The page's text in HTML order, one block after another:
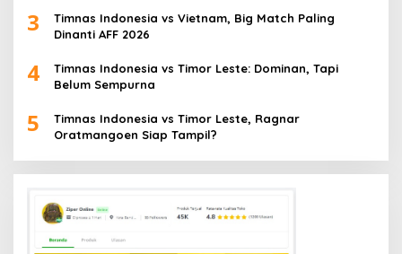
3
Timnas Indonesia vs Vietnam, Big Match Paling
Dinanti AFF 2026
4
Timnas Indonesia vs Timor Leste: Dominan, Tapi
Belum Sempurna
5
Timnas Indonesia vs Timor Leste, Ragnar
Oratmangoen Siap Tampil?